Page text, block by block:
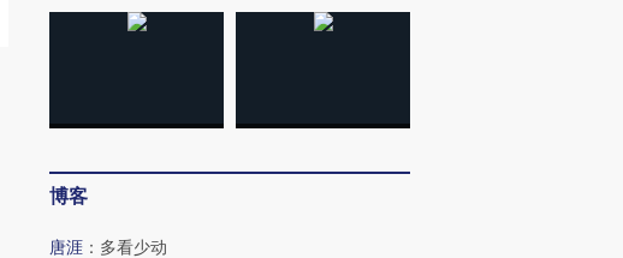
会，让数智科技“链”接产
【特别呈现】寻找100种
有意思的生活方式·第三对
CFO：不靠规模取胜，华
博客
唐涯 ： 多看少动